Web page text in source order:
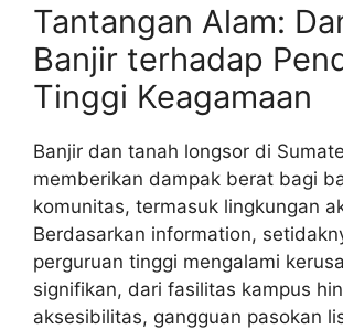
Tantangan Alam:
Banjir terhadap
Tinggi Keagamaan
Banjir dan tanah longsor di
memberikan dampak berat bagi
komunitas, termasuk lingkungan
Berdasarkan information,
perguruan tinggi mengalami
signifikan, dari fasilitas kampus
aksesibilitas, gangguan pasokan